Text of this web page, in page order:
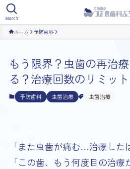
search
ホーム 予防歯科
もう限界？虫歯の再治
る？治療回数のリミッ
予防歯科 虫歯治療 虫歯治療
「また虫歯が痛む…治療した
「この歯、もう何度目の治療